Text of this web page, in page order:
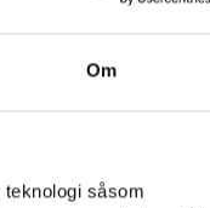
Om
såsom